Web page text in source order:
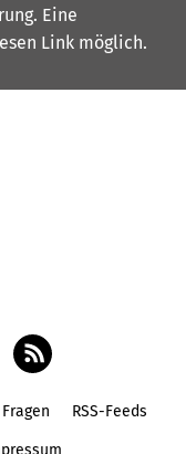
. Eine
Link möglich.
RSS-Feeds